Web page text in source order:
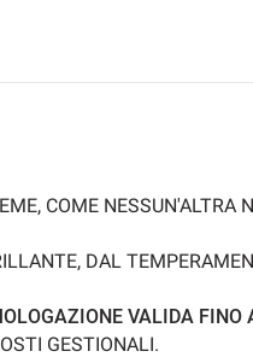
COME NESSUN'ALTRA
DAL
VALIDA FINO
GESTIONALI.